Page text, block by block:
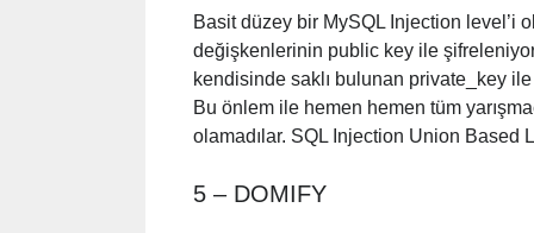
Basit düzey bir MySQL Injection level’i
değişkenlerinin public key ile
kendisinde saklı bulunan private_key
Bu önlem ile hemen hemen tüm
olamadılar. SQL Injection Union Based
5 – DOMIFY